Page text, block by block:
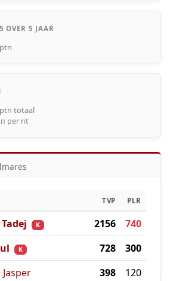
OVER 5 JAAR
ptn
ptn totaal
per rit
TVP PLR
Tadej K 2156
740
K 728
300
Jasper
398
120